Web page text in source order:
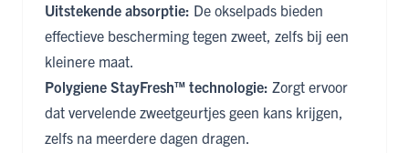
Uitstekende absorptie: De okselpads bieden
effectieve bescherming tegen zweet, zelfs bij een
kleinere maat.
Polygiene StayFresh™ technologie: Zorgt ervoor
dat vervelende zweetgeurtjes geen kans krijgen,
zelfs na meerdere dagen dragen.